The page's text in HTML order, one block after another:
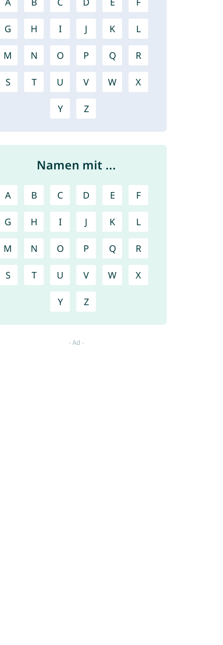
G H I J K L
M N O P Q R
S T U V W X
Y Z
Namen mit ...
A B C D E F
G H I J K L
M N O P Q R
S T U V W X
Y Z